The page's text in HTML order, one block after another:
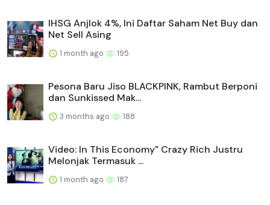
IHSG Anjlok 4%, Ini Daftar Saham Net Buy dan
Net Sell Asing
1 month ago 195
Pesona Baru Jiso BLACKPINK, Rambut Berponi
dan Sunkissed Mak...
3 months ago 188
Video: In This Economy" Crazy Rich Justru
Melonjak Termasuk ...
1 month ago 187